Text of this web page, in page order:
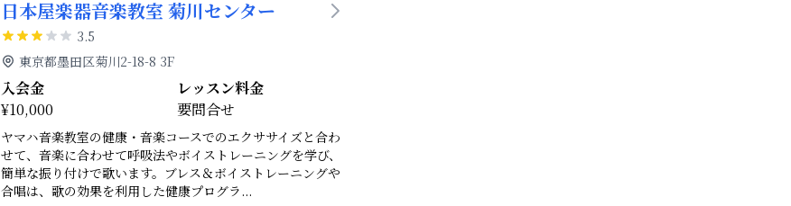
日本屋楽器音楽教室 菊川センター
3.5
東京都墨田区菊川2-18-8 3F
入会金
¥10,000
レッスン料金
要問合せ
ヤマハ音楽教室の健康・音楽コースでのエクササイズと合わ
せて、音楽に合わせて呼吸法やボイストレーニングを学び、
簡単な振り付けで歌います。ブレス＆ボイストレーニングや
合唱は、歌の効果を利用した健康プログラ...